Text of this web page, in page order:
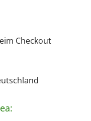
Checkout